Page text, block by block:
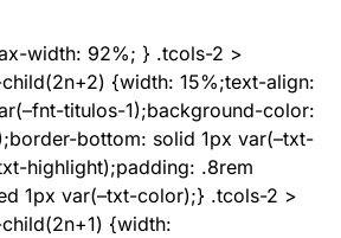
width: 92%; } .tcols-2 >
{width: 15%;text-align:
titulos-1);background-color:
bottom: solid 1px var(–txt-
highlight);padding: .8rem
1px var(–txt-color);} .tcols-2 >
{width: